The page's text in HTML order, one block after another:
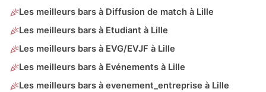
Les meilleurs bars à Diffusion de match à Lille
Les meilleurs bars à Etudiant à Lille
Les meilleurs bars à EVG/EVJF à Lille
Les meilleurs bars à Evénements à Lille
Les meilleurs bars à evenement_entreprise à Lille